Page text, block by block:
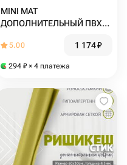
MINI MAT
ДОПОЛНИТЕЛЬНЫЙ ПВХ
спорта из Германии 30 х 30
5.00 1 174₽
294 ₽ × 4 платежа